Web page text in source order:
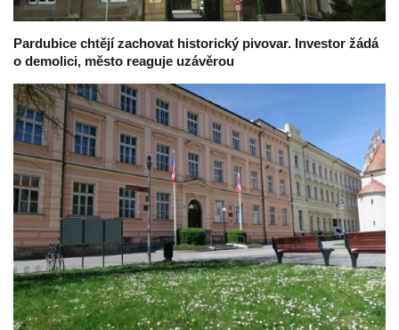
Pardubice chtějí zachovat historický pivovar. Investor žádá
o demolici, město reaguje uzávěrou